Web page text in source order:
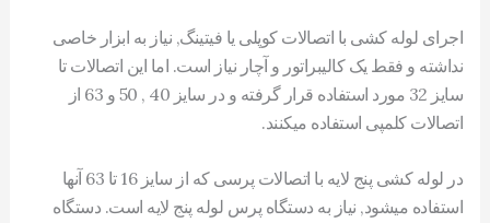
اجرای لوله کشی با اتصالات کوپلی یا فیتینگ, نیاز به ابزار خاصی
نداشته و فقط یک کالیبراتور و آچار نیاز است. اما این اتصالات تا
سایز 32 مورد استفاده قرار گرفته و در سایز 40 , 50 و 63 از
اتصالات کلمپی استفاده میکنند.
در لوله کشی پنج لایه با اتصالات پرسی که از سایز 16 تا 63 آنها
استفاده میشود, نیاز به دستگاه پرس لوله پنج لایه است. دستگاه